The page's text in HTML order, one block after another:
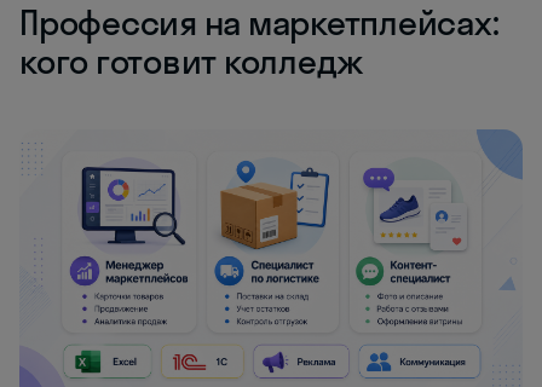
Профессия на маркетплейсах:
кого готовит колледж